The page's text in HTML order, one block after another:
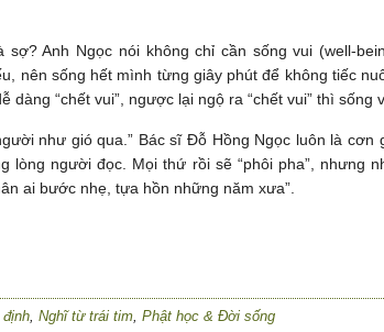
Anh Ngọc nói không chỉ cần sống vui (well-
nên sống hết mình từng giây phút để không tiếc
dàng “chết vui”, ngược lại ngộ ra “chết vui” thì sống
như gió qua.” Bác sĩ Đỗ Hồng Ngọc luôn là cơn
lòng người đọc. Mọi thứ rồi sẽ “phôi pha”, nhưng
ai bước nhẹ, tựa hồn những năm xưa”.
, Nghĩ từ trái tim, Phật học & Đời sống